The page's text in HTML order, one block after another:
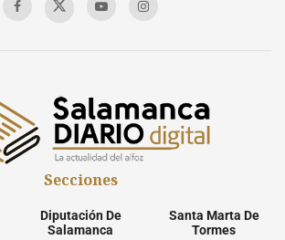
Secciones
Diputación De
Salamanca
Santa Marta De
Tormes